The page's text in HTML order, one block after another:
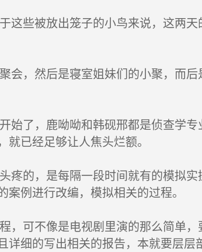
些被放出笼子的小鸟来说，这两
，然后是寝室姐妹们的小聚，而
了，鹿呦呦和韩砚邢都是侦查学
已经足够让人焦头烂额。
的，是每隔一段时间就有的模拟
例进行改编，模拟相关的过程。
可不像是电视剧里演的那么简单
详细的写出相关的报告，本就要层